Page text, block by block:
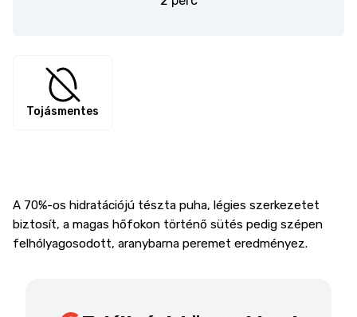
Tojásmentes
A 70%-os hidratációjú tészta puha, légies szerkezetet
biztosít, a magas hőfokon történő sütés pedig szépen
felhólyagosodott, aranybarna peremet eredményez.